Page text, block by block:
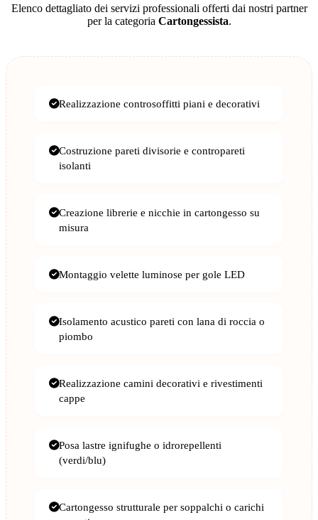
Elenco dettagliato dei servizi professionali offerti dai nostri partner
per la categoria Cartongessista.
Realizzazione controsoffitti piani e decorativi
Costruzione pareti divisorie e contropareti
isolanti
Creazione librerie e nicchie in cartongesso su
misura
Montaggio velette luminose per gole LED
Isolamento acustico pareti con lana di roccia o
piombo
Realizzazione camini decorativi e rivestimenti
cappe
Posa lastre ignifughe o idrorepellenti
(verdi/blu)
Cartongesso strutturale per soppalchi o carichi